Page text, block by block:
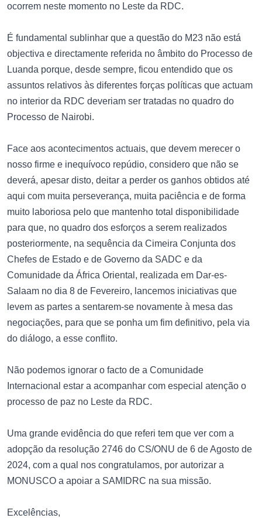
ocorrem neste momento no Leste da RDC.
É fundamental sublinhar que a questão do M23 não está
objectiva e directamente referida no âmbito do Processo de
Luanda porque, desde sempre, ficou entendido que os
assuntos relativos às diferentes forças políticas que actuam
no interior da RDC deveriam ser tratadas no quadro do
Processo de Nairobi.
Face aos acontecimentos actuais, que devem merecer o
nosso firme e inequívoco repúdio, considero que não se
deverá, apesar disto, deitar a perder os ganhos obtidos até
aqui com muita perseverança, muita paciência e de forma
muito laboriosa pelo que mantenho total disponibilidade
para que, no quadro dos esforços a serem realizados
posteriormente, na sequência da Cimeira Conjunta dos
Chefes de Estado e de Governo da SADC e da
Comunidade da África Oriental, realizada em Dar-es-
Salaam no dia 8 de Fevereiro, lancemos iniciativas que
levem as partes a sentarem-se novamente à mesa das
negociações, para que se ponha um fim definitivo, pela via
do diálogo, a esse conflito.
Não podemos ignorar o facto de a Comunidade
Internacional estar a acompanhar com especial atenção o
processo de paz no Leste da RDC.
Uma grande evidência do que referi tem que ver com a
adopção da resolução 2746 do CS/ONU de 6 de Agosto de
2024, com a qual nos congratulamos, por autorizar a
MONUSCO a apoiar a SAMIDRC na sua missão.
Excelências,